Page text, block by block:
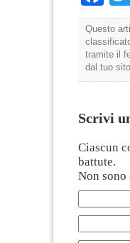
Questo
tramite il
dal tuo
Scrivi
Ciascun
battute.
Non sono